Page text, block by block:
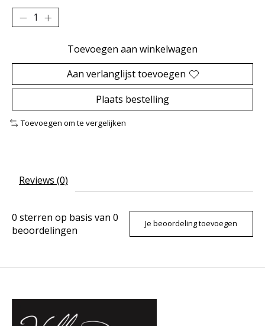
Toevoegen aan winkelwagen
Aan verlanglijst toevoegen
Plaats bestelling
Toevoegen om te vergelijken
Reviews (0)
0 sterren op basis van 0
beoordelingen
Je beoordeling toevoegen